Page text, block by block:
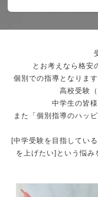
とお考えなら格安
個別での指導となりま
高校受験
中学生の皆
また「個別指導のハッ
[中学受験を目指してい
を上げたい]という悩み